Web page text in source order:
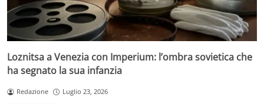
Loznitsa a Venezia con Imperium: l’ombra sovietica che
ha segnato la sua infanzia
Redazione Luglio 23, 2026